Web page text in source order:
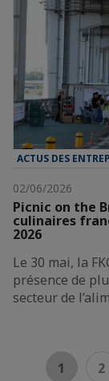
ACTUS DES
02/06/2026
Picnic on the
culinaires
2026
Le 30 mai, la
présence de
secteur de
1 2